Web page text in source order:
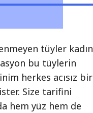
tüyler kadın
bu tüylerin
herkes acısız bir
Size tarifini
hem yüz hem de